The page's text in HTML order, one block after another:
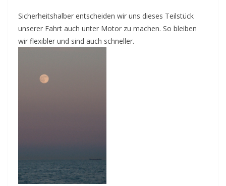
Sicherheitshalber entscheiden wir uns dieses Teilstück
unserer Fahrt auch unter Motor zu machen. So bleiben
wir flexibler und sind auch schneller.